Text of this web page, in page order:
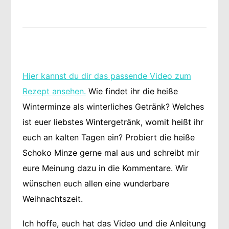
Hier kannst du dir das passende Video zum
Rezept ansehen. Wie findet ihr die heiße
Winterminze als winterliches Getränk? Welches
ist euer liebstes Wintergetränk, womit heißt ihr
euch an kalten Tagen ein? Probiert die heiße
Schoko Minze gerne mal aus und schreibt mir
eure Meinung dazu in die Kommentare. Wir
wünschen euch allen eine wunderbare
Weihnachtszeit.
Ich hoffe, euch hat das Video und die Anleitung